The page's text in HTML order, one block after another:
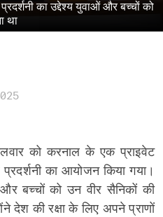
का उद्देश्य युवाओं और बच्चों को
था
को करनाल के एक प्राइवेट
का आयोजन किया गया।
बच्चों को उन वीर सैनिकों की
देश की रक्षा के लिए अपने प्राणों